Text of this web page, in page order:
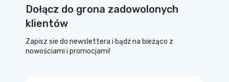
Dołącz do grona zadowolonych
klientów
Zapisz sie do newslettera i bądź na bieżąco z
nowościami i promocjami!